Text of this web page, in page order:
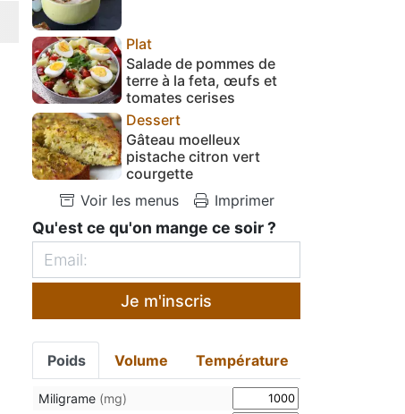
Plat
Salade de pommes de
terre à la feta, œufs et
tomates cerises
Dessert
Gâteau moelleux
pistache citron vert
courgette
Voir les menus
Imprimer
Qu'est ce qu'on mange ce soir ?
Je m'inscris
Poids Volume Température
Miligrame (mg)